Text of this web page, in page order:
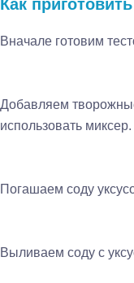
Как
Вначале готовим
Добавляем
использовать миксер.
Погашаем соду
Выливаем соду с